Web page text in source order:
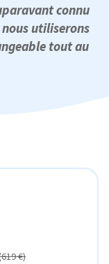
connu
utiliserons
tout au
€)